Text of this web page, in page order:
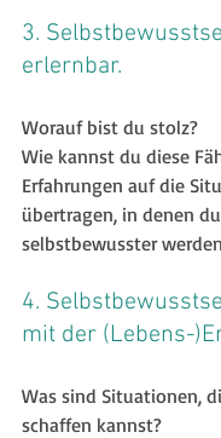
3.
erlernbar.
Worauf bist du stolz?
Wie kannst du diese
Erfahrungen auf die
übertragen, in denen du
selbstbewusster
4.
mit der (Lebens-
Was sind Situationen,
schaffen kannst?